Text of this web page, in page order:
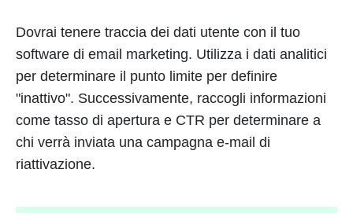
Dovrai tenere traccia dei dati utente con il tuo
software di email marketing. Utilizza i dati analitici
per determinare il punto limite per definire
"inattivo". Successivamente, raccogli informazioni
come tasso di apertura e CTR per determinare a
chi verrà inviata una campagna e-mail di
riattivazione.